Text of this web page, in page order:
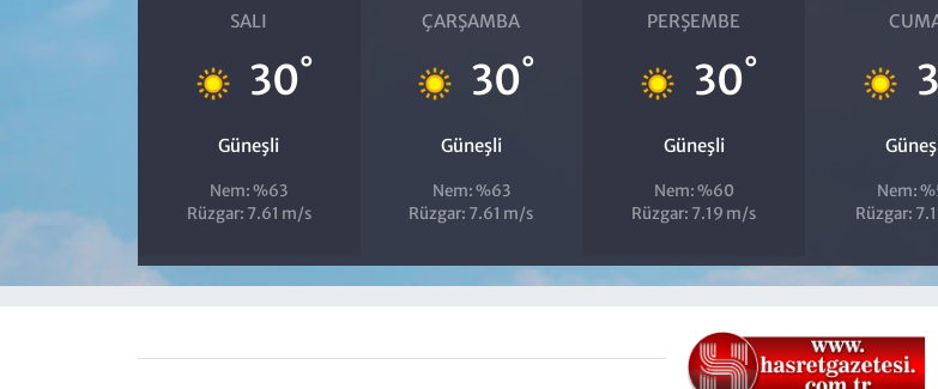
SALI
30°
Güneşli
Nem: %63
Rüzgar: 7.61 m/s
ÇARŞAMBA
30°
Güneşli
Nem: %63
Rüzgar: 7.61 m/s
PERŞEMBE
30°
Güneşli
Nem: %60
Rüzgar: 7.19 m/s
Nem:
Rüzgar: